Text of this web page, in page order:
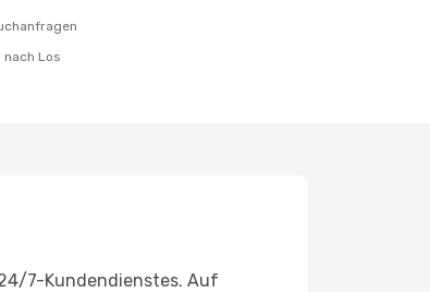
Los
7-Kundendienstes. Auf